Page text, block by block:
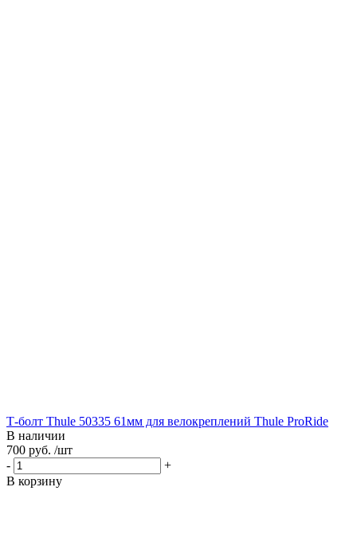
Т-болт Thule 50335 61мм для велокреплений Thule ProRide
В наличии
700 руб. /шт
-
+
В корзину